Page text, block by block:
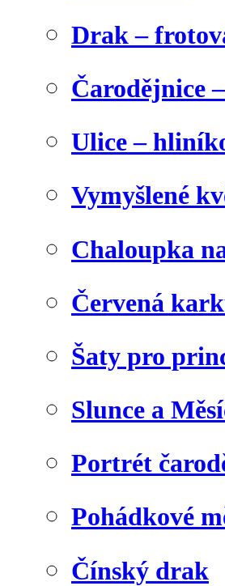
Drak –
Čarodějnice
Ulice –
Vymyšlené
Chaloupka
Červená
Šaty pro
Slunce a
Portrét
Pohádkové
Čínský drak